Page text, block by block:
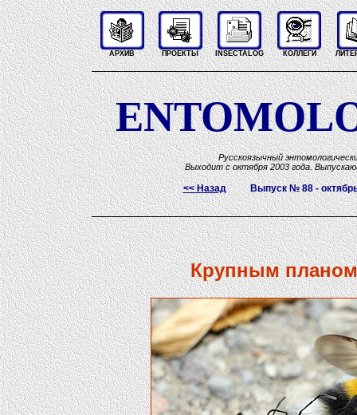
АРХИВ ПРОЕКТЫ INSECTALOG КОЛЛЕГИ
Русскоязычный
Выходит с октября 2003 года.
<< НазадВыпуск № 88 -
Крупным